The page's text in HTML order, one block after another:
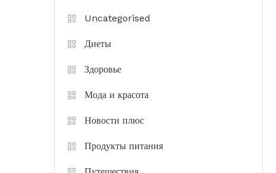
Uncategorised
Диеты
Здоровье
Мода и красота
Новости плюс
Продукты питания